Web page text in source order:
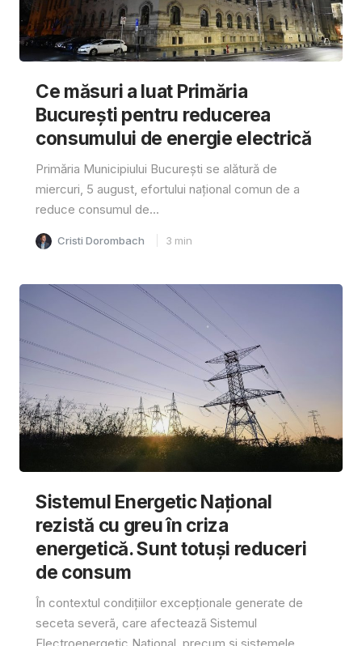
Ce măsuri a luat Primăria
București pentru reducerea
consumului de energie electrică
Primăria Municipiului București se alătură de
miercuri, 5 august, efortului național comun de a
reduce consumul de...
Cristi Dorombach 3 min
Sistemul Energetic Național
rezistă cu greu în criza
energetică. Sunt totuși reduceri
de consum
În contextul condițiilor excepționale generate de
seceta severã, care afecteazã Sistemul